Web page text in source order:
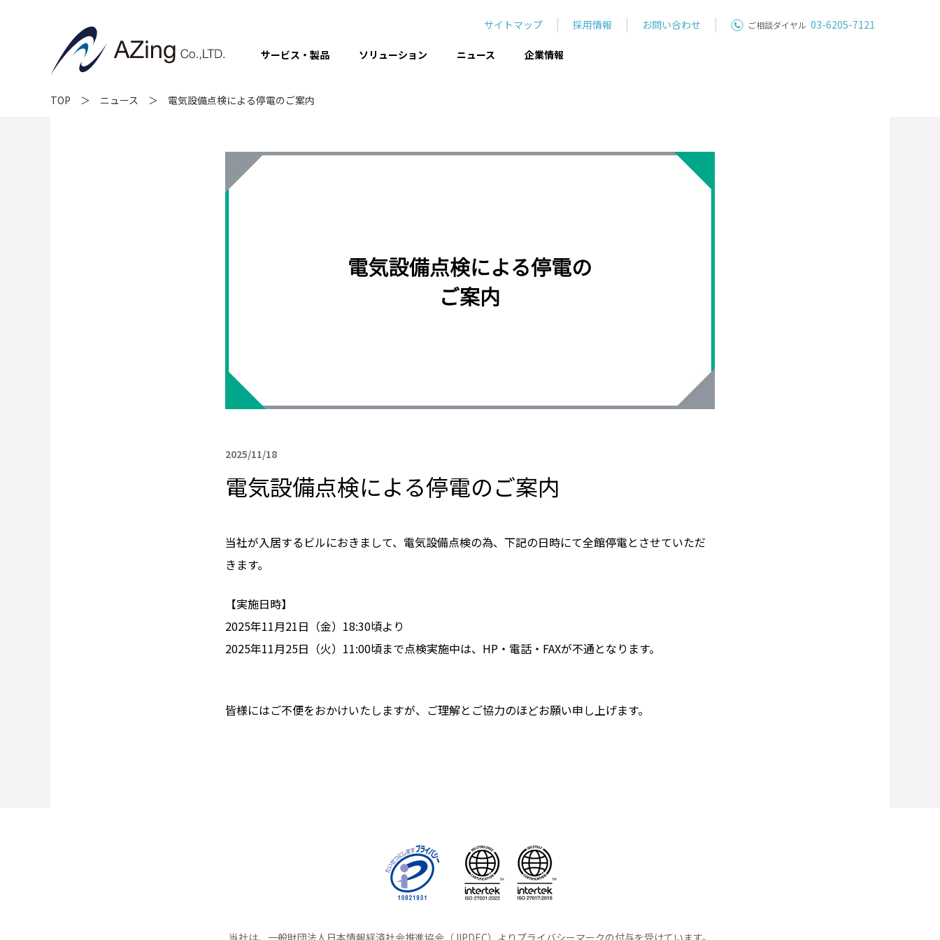
サイトマップ 採用情報 お問い合わせ ご相談ダイヤル 03-6205-7121
サービス・製品 ソリューション ニュース 企業情報
TOP ニュース 電気設備点検による停電のご案内
2025/11/18
電気設備点検による停電のご案内
当社が入居するビルにおきまして、電気設備点検の為、下記の日時にて全館停電とさせていただ
きます。
【実施日時】
2025年11月21日（金）18:30頃より
2025年11月25日（火）11:00頃まで点検実施中は、HP・電話・FAXが不通となります。
皆様にはご不便をおかけいたしますが、ご理解とご協力のほどお願い申し上げます。
当社は、一般財団法人日本情報経済社会推進協会（JIPDEC）よりプライバシーマークの付与を受けています。